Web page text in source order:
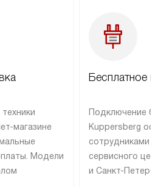
магазине
Модели
Бесплатное
Подключение
Kuppersberg
сотрудниками
сервисного
и Санкт-